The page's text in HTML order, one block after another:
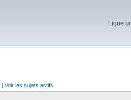
Ligue
| Voir les sujets actifs